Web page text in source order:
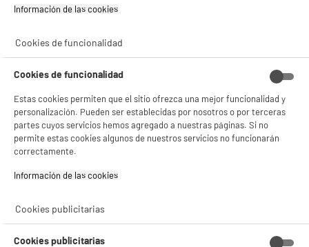
★★★★★
★★★★★
compare_product
Clase energética : A
194
Pago a
A
G
W566C3
Clase energética : A
DEPOT
y sus socios utilizan cookies que procesan tus datos personales para:
- ofrecer publicidad y comunicaciones personalizadas
- facilitar el intercambio de contenido en las redes sociales
- analizar el tráfico en nuestro sitio web Consulta la política de cookies.
Consulta la política de cookies..
estadísticas anónimas basadas en tu navegación. Puedes oponerte a su uso
✔ ACEPTAR TODAS
Información de las cookies‎
Cookies de funcionalidad
Cookies de funcionalidad
Estas cookies permiten que el sitio ofrezca una mejor funcionalidad y
personalización. Pueden ser establecidas por nosotros o por terceras
partes cuyos servicios hemos agregado a nuestras páginas. Si no
permite estas cookies algunos de nuestros servicios no funcionarán
correctamente.
Información de las cookies‎
Cookies publicitarias
Cookies publicitarias